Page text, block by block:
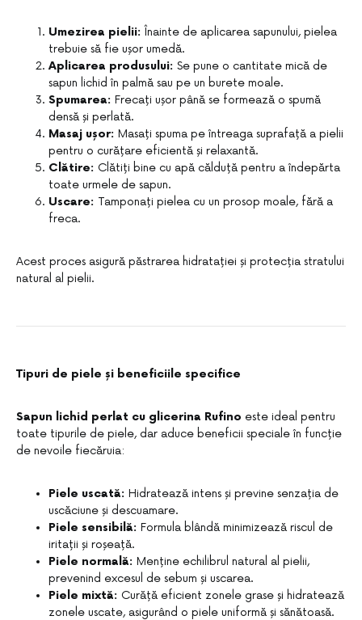
Umezirea pielii: Înainte de aplicarea sapunului, pielea
trebuie să fie ușor umedă.
Aplicarea produsului: Se pune o cantitate mică de
sapun lichid în palmă sau pe un burete moale.
Spumarea: Frecați ușor până se formează o spumă
densă și perlată.
Masaj ușor: Masați spuma pe întreaga suprafață a pielii
pentru o curățare eficientă și relaxantă.
Clătire: Clătiți bine cu apă călduță pentru a îndepărta
toate urmele de sapun.
Uscare: Tamponați pielea cu un prosop moale, fără a
freca.
Acest proces asigură păstrarea hidratației și protecția stratului
natural al pielii.
Tipuri de piele și beneficiile specifice
Sapun lichid perlat cu glicerina Rufino este ideal pentru
toate tipurile de piele, dar aduce beneficii speciale în funcție
de nevoile fiecăruia:
Piele uscată: Hidratează intens și previne senzația de
uscăciune și descuamare.
Piele sensibilă: Formula blândă minimizează riscul de
iritații și roșeață.
Piele normală: Menține echilibrul natural al pielii,
prevenind excesul de sebum și uscarea.
Piele mixtă: Curăță eficient zonele grase și hidratează
zonele uscate, asigurând o piele uniformă și sănătoasă.